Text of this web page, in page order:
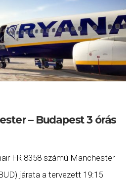
– Budapest 3 órás
FR 8358 számú Manchester
járata a tervezett 19:15